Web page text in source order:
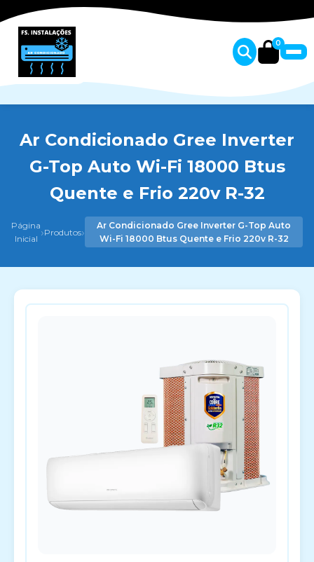
0
Ar Condicionado Gree Inverter
G-Top Auto Wi-Fi 18000 Btus
Quente e Frio 220v R-32
Página
Inicial ›Produtos›
Ar Condicionado Gree Inverter G-Top Auto
Wi-Fi 18000 Btus Quente e Frio 220v R-32